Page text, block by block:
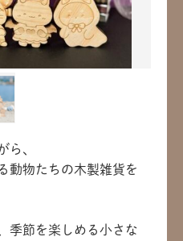
ら、
動物たちの木製雑貨を
季節を楽しめる小さな